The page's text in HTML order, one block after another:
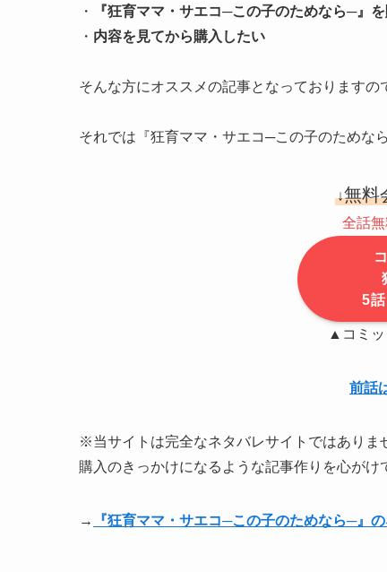
・
『狂育ママ・サエコ─この子のためなら─』
・ 内容を見てから購入したい
そんな方にオススメの記事となっておりますの
それでは『狂育ママ・サエコ─この子のためな
↓無料
全話
5
▲コミ
前話
※当サイトは完全なネタバレサイトではありま
購入のきっかけになるような記事作りを心がけ
→ 『狂育ママ・サエコ─この子のためなら─』